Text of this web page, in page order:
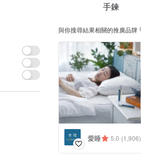
手鍊
與你搜尋結果相關的推廣品牌
愛睡 5.0 (1,906)